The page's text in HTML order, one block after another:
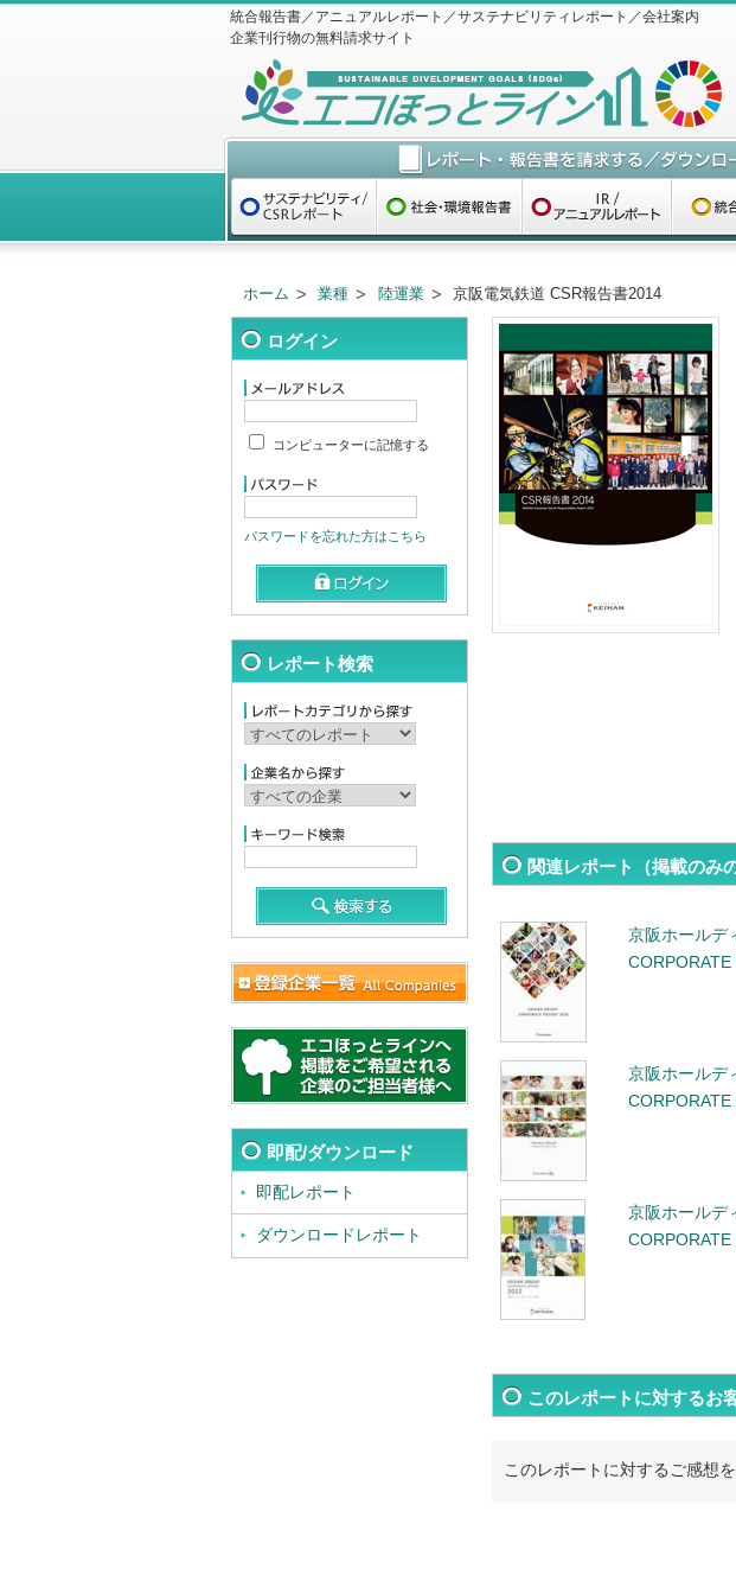
統合報告書／アニュアルレポート／サステナビリティレポート／会社案内
企業刊行物の無料請求サイト
ホーム 業種 陸運業 京阪電気鉄道 CSR報告書2014
ログイン
コンピューターに記憶する
パスワードを忘れた方はこちら
レポート検索
即配/ダウンロード
即配レポート
ダウンロードレポート
関連レポート（掲載のみ
京阪ホールデ
京阪ホールデ
京阪ホールデ
このレポートに対するお
このレポートに対するご感想